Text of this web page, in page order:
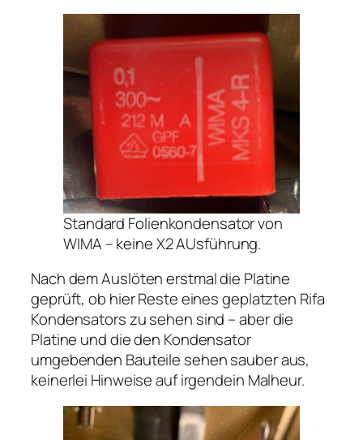
Standard Folienkondensator von
WIMA – keine X2 AUsführung.
Nach dem Auslöten erstmal die Platine
geprüft, ob hier Reste eines geplatzten Rifa
Kondensators zu sehen sind – aber die
Platine und die den Kondensator
umgebenden Bauteile sehen sauber aus,
keinerlei Hinweise auf irgendein Malheur.